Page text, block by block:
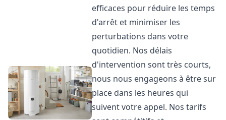
efficaces pour réduire les temps
d'arrêt et minimiser les
perturbations dans votre
quotidien. Nos délais
d'intervention sont très courts,
nous nous engageons à être sur
place dans les heures qui
suivent votre appel. Nos tarifs